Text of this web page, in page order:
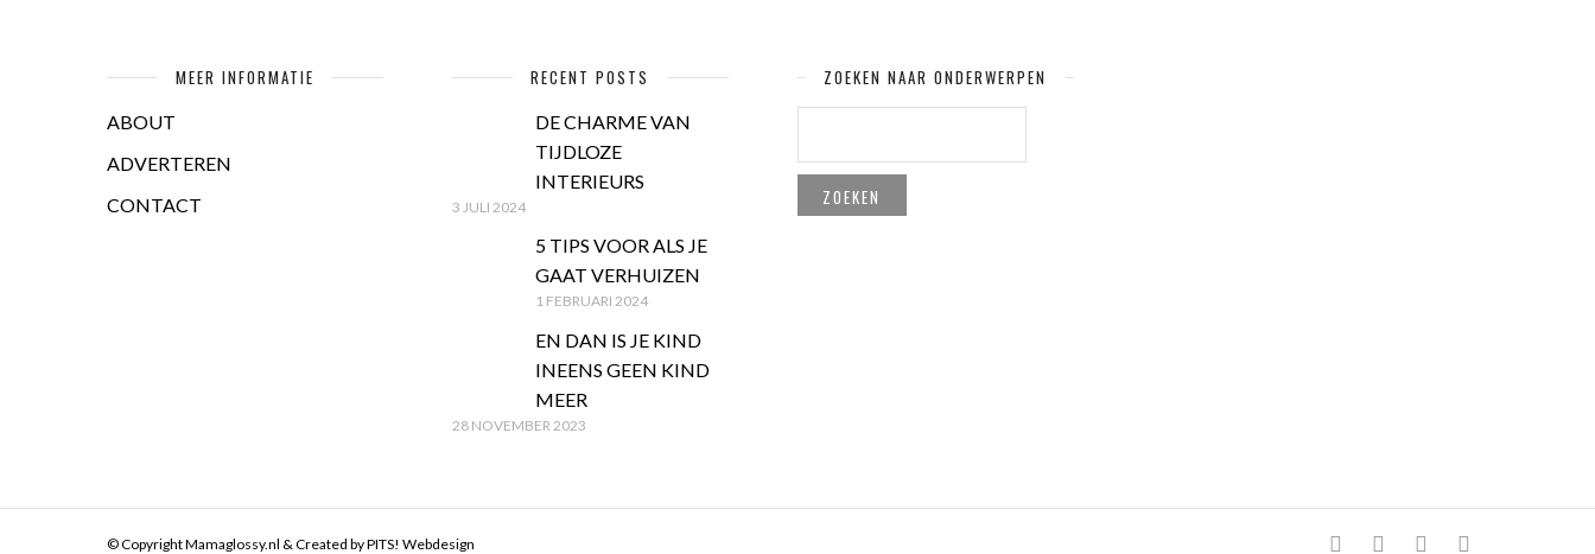
MEER INFORMATIE
ABOUT
ADVERTEREN
CONTACT
RECENT POSTS
DE CHARME VAN
TIJDLOZE
INTERIEURS
3 JULI 2024
5 TIPS VOOR ALS JE
GAAT VERHUIZEN
1 FEBRUARI 2024
EN DAN IS JE KIND
INEENS GEEN KIND
MEER
28 NOVEMBER 2023
ZOEKEN NAAR ONDERWERPEN
© Copyright Mamaglossy.nl & Created byPITS! Webdesign